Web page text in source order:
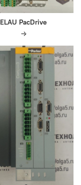
ELAU PacDrive